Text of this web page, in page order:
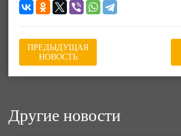
ПРЕДЫДУЩАЯ
НОВОСТЬ
Другие новости